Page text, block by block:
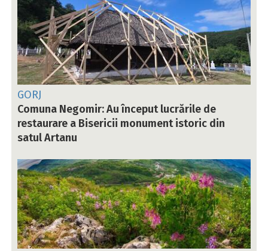
GORJ
Comuna Negomir: Au început lucrările de
restaurare a Bisericii monument istoric din
satul Artanu